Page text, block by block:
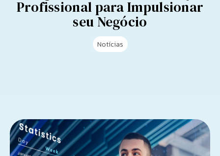
Profissional para Impulsionar
seu Negócio
Notícias